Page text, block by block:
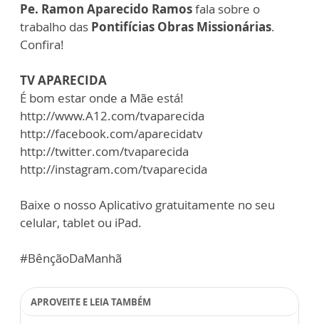
Pe. Ramon Aparecido Ramosfala sobre o
trabalho das Pontifícias Obras Missionárias.
Confira!
TV APARECIDA
É bom estar onde a Mãe está!
http://www.A12.com/tvaparecida
http://facebook.com/aparecidatv
http://twitter.com/tvaparecida
http://instagram.com/tvaparecida
Baixe o nosso Aplicativo gratuitamente no seu
celular, tablet ou iPad.
#BênçãoDaManhã
APROVEITE E LEIA TAMBÉM